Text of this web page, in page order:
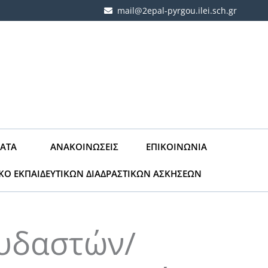
mail@2epal-pyrgou.ilei.sch.gr
ΑΝΑΚΟΙΝΏΣΕΙΣ ΕΠΙΚΟΙΝΩΝΊΑ
ΕΚΠΑΙΔΕΥΤΙΚΩΝ ΔΙΑΔΡΑΣΤΙΚΩΝ ΑΣΚΗΣΕΩΝ